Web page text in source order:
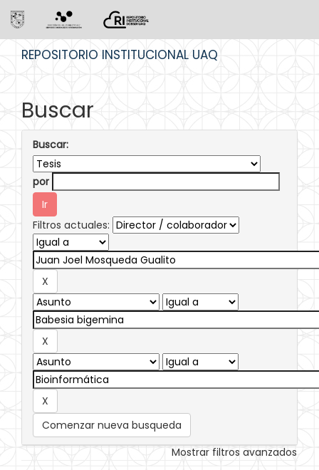
REPOSITORIO INSTITUCIONAL UAQ
Buscar
Buscar:
por
Filtros actuales:
Comenzar nueva busqueda
Mostrar filtros avanzados